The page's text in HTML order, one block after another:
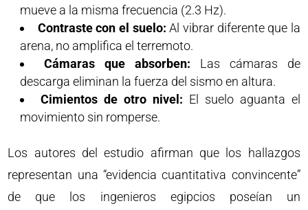
mueve a la misma frecuencia (2.3 Hz).
Contraste con el suelo: Al vibrar diferente que la
arena, no amplifica el terremoto.
Cámaras que absorben: Las cámaras de
descarga eliminan la fuerza del sismo en altura.
Cimientos de otro nivel: El suelo aguanta el
movimiento sin romperse.
Los autores del estudio afirman que los hallazgos
representan una “evidencia cuantitativa convincente”
de que los ingenieros egipcios poseían un